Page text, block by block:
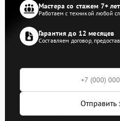
Мастера со стажем 7+ лет
Работаем с техникой любой
Гарантия до 12 месяцев
Составляем договор,
Отправить